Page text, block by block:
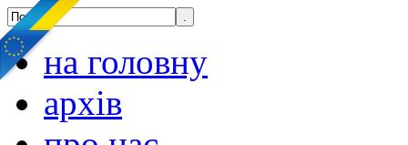
на головну
архів